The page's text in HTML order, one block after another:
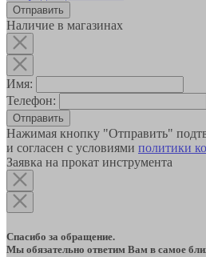
Наличие в магазинах
Имя:
Телефон:
Отправить
Нажимая кнопку "Отправить"
и согласен с условиями политики
Заявка на прокат инструмента
Спасибо за обращение.
Мы обязательно ответим Вам в самое